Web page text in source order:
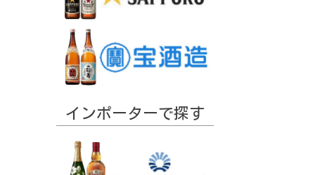
インポーターで探す